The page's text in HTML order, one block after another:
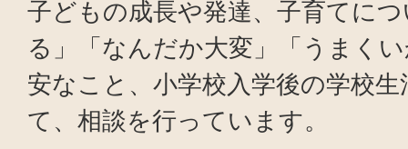
子どもの成長や発達、子育てに
る」「なんだか大変」「うまく
安なこと、小学校入学後の学校
て、相談を行っています。